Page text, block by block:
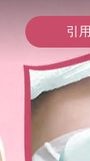
引用